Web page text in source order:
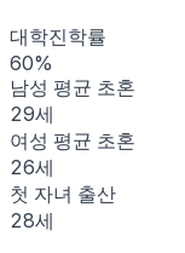
대학진학률
60%
남성 평균 초혼
29세
여성 평균 초혼
26세
첫 자녀 출산
28세